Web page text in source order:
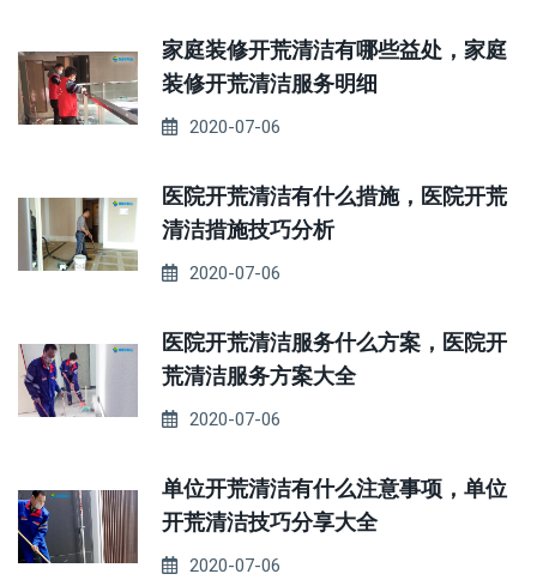
家庭装修开荒清洁有哪些益处，家庭
装修开荒清洁服务明细
2020-07-06
医院开荒清洁有什么措施，医院开荒
清洁措施技巧分析
2020-07-06
医院开荒清洁服务什么方案，医院开
荒清洁服务方案大全
2020-07-06
单位开荒清洁有什么注意事项，单位
开荒清洁技巧分享大全
2020-07-06